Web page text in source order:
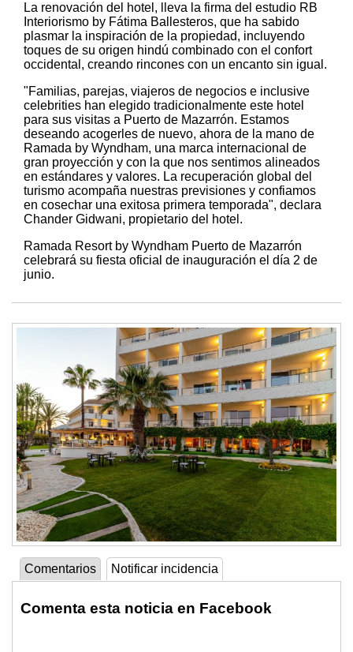
La renovación del hotel, lleva la firma del estudio RB
Interiorismo by Fátima Ballesteros, que ha sabido
plasmar la inspiración de la propiedad, incluyendo
toques de su origen hindú combinado con el confort
occidental, creando rincones con un encanto sin igual.
"Familias, parejas, viajeros de negocios e inclusive
celebrities han elegido tradicionalmente este hotel
para sus visitas a Puerto de Mazarrón. Estamos
deseando acogerles de nuevo, ahora de la mano de
Ramada by Wyndham, una marca internacional de
gran proyección y con la que nos sentimos alineados
en estándares y valores. La recuperación global del
turismo acompaña nuestras previsiones y confiamos
en cosechar una exitosa primera temporada", declara
Chander Gidwani, propietario del hotel.
Ramada Resort by Wyndham Puerto de Mazarrón
celebrará su fiesta oficial de inauguración el día 2 de
junio.
Comentarios Notificar incidencia
Comenta esta noticia en Facebook